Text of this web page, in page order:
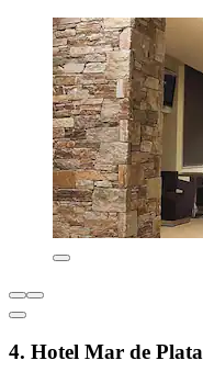
4. Hotel Mar de Plata